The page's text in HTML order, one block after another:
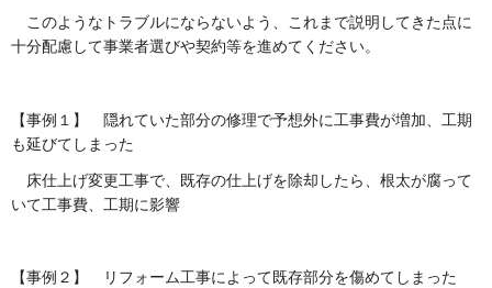
このようなトラブルにならないよう、これまで説明してきた点に
十分配慮して事業者選びや契約等を進めてください。
【事例１】 隠れていた部分の修理で予想外に工事費が増加、工期
も延びてしまった
床仕上げ変更工事で、既存の仕上げを除却したら、根太が腐って
いて工事費、工期に影響
【事例２】 リフォーム工事によって既存部分を傷めてしまった